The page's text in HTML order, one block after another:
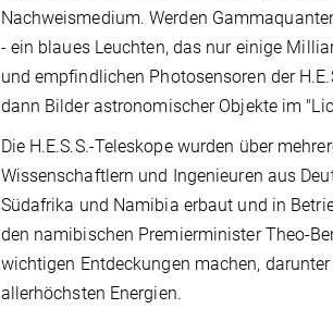
Nachweismedium. Werden
- ein blaues Leuchten, das nur einige
und empfindlichen Photosensoren der
dann Bilder astronomischer Objekte im
Die H.E.S.S.-Teleskope wurden über
Wissenschaftlern und Ingenieuren aus
Südafrika und Namibia erbaut und in
den namibischen Premierminister Theo-
wichtigen Entdeckungen machen,
allerhöchsten Energien.